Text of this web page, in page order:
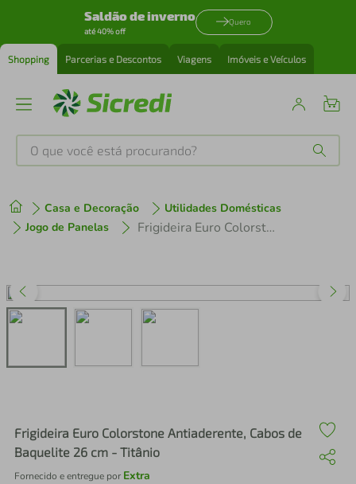
Saldão de inverno
até 40% off
Quero
Shopping Parcerias e Descontos Viagens Imóveis e Veículos
O que você está procurando?
Casa e Decoração
Utilidades Domésticas
Jogo de Panelas
Frigideira Euro Colorstone Antiaderente, Cabos de Baquelite 26 cm - Titânio
Frigideira Euro Colorstone Antiaderente, Cabos de
Baquelite 26 cm - Titânio
Fornecido e entregue por Extra
1º tenis
3º perfume